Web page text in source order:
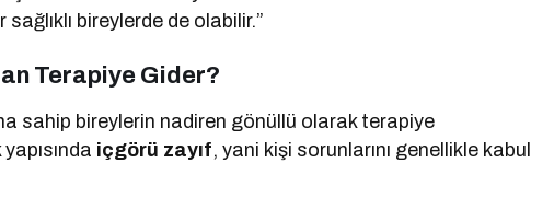
bireylerde de olabilir.”
Terapiye Gider?
sahip bireylerin nadiren gönüllü olarak terapiye
içgörü zayıf, yani kişi sorunlarını genellikle kabul